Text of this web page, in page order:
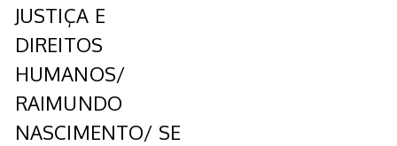
JUSTIÇA E
DIREITOS
HUMANOS/
RAIMUNDO
NASCIMENTO/ SE